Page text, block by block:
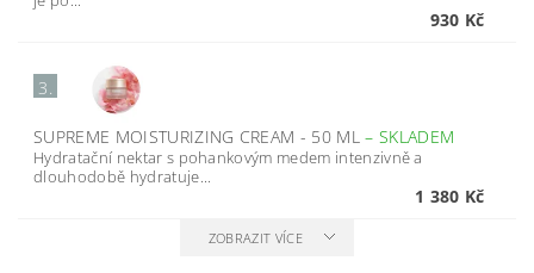
930 Kč
3.
SUPREME MOISTURIZING CREAM - 50 ML– SKLADEM
Hydratační nektar s pohankovým medem intenzivně a
dlouhodobě hydratuje...
1 380 Kč
ZOBRAZIT VÍCE